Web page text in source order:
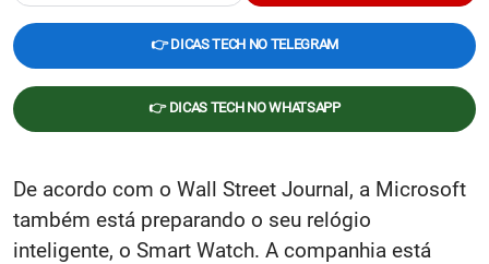
👉 DICAS TECH NO TELEGRAM
👉 DICAS TECH NO WHATSAPP
De acordo com o Wall Street Journal, a Microsoft
também está preparando o seu relógio
inteligente, o Smart Watch. A companhia está